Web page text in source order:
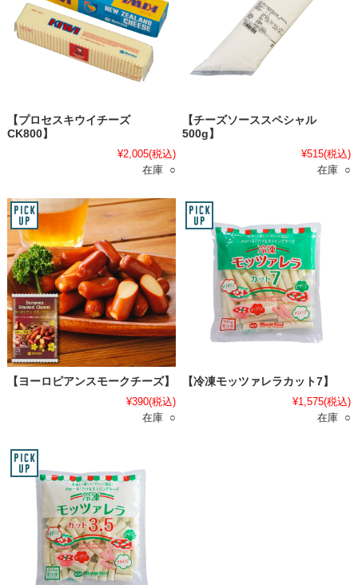
【プロセスキウイチーズ
CK800】
¥2,005(税込)
在庫 ○
【チーズソーススペシャル
500g】
¥515(税込)
在庫 ○
【ヨーロピアンスモークチーズ】
¥390(税込)
在庫 ○
【冷凍モッツァレラカット7】
¥1,575(税込)
在庫 ○